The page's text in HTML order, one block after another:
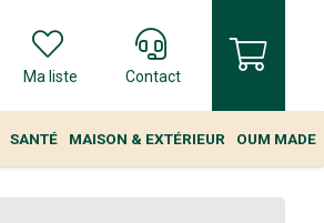
Ma liste Contact
SANTÉ MAISON & EXTÉRIEUR OUM MADE